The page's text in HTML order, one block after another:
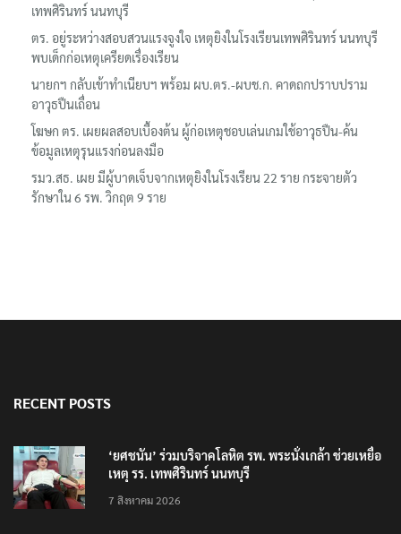
เทพศิรินทร์ นนทบุรี
ตร. อยู่ระหว่างสอบสวนแรงจูงใจ เหตุยิงในโรงเรียนเทพศิรินทร์ นนทบุรี
พบเด็กก่อเหตุเครียดเรื่องเรียน
นายกฯ กลับเข้าทำเนียบฯ พร้อม ผบ.ตร.-ผบช.ก. คาดถกปราบปราม
อาวุธปืนเถื่อน
โฆษก ตร. เผยผลสอบเบื้องต้น ผู้ก่อเหตุชอบเล่นเกมใช้อาวุธปืน-ค้น
ข้อมูลเหตุรุนแรงก่อนลงมือ
รมว.สธ. เผย มีผู้บาดเจ็บจากเหตุยิงในโรงเรียน 22 ราย กระจายตัว
รักษาใน 6 รพ. วิกฤต 9 ราย
RECENT POSTS
‘ยศชนัน’ ร่วมบริจาคโลหิต รพ. พระนั่งเกล้า ช่วยเหยื่อ
เหตุ รร. เทพศิรินทร์ นนทบุรี
7 สิงหาคม 2026